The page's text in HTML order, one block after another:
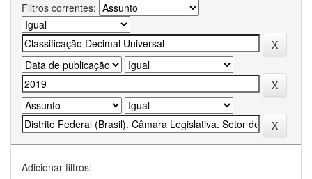
Filtros correntes:
Adicionar filtros: